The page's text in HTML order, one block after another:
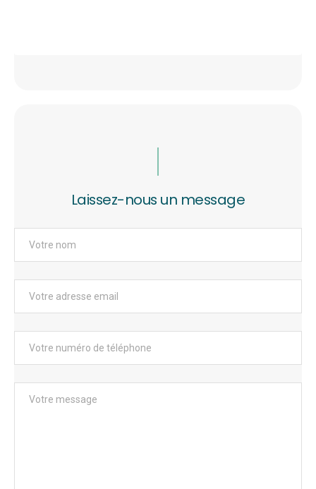
Laissez-nous un message